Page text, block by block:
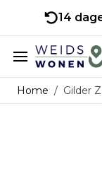
14
Ga naar de inhoud
Home / Gilder